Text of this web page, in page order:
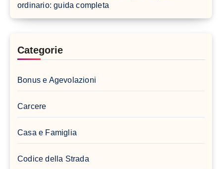
ordinario: guida completa
Categorie
Bonus e Agevolazioni
Carcere
Casa e Famiglia
Codice della Strada